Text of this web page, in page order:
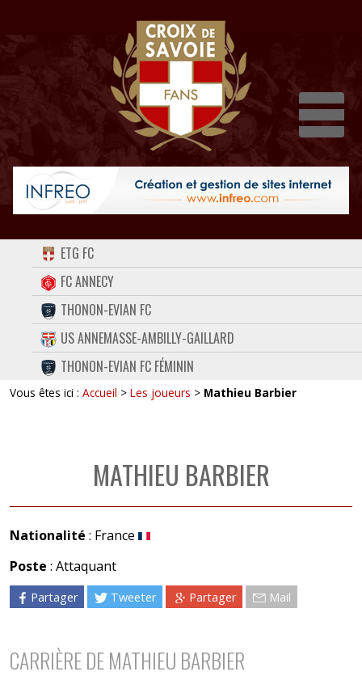
ACCUEIL
FORUM
CONTACT
FACEBOOK
TWITTER
ETG FC
FC ANNECY
THONON-EVIAN FC
US ANNEMASSE-AMBILLY-GAILLARD
THONON-EVIAN FC FÉMININ
Vous êtes ici : Accueil > Les joueurs > Mathieu Barbier
MATHIEU BARBIER
Nationalité : France
Poste : Attaquant
Partager Tweeter Partager Mail
CARRIÈRE DE MATHIEU BARBIER